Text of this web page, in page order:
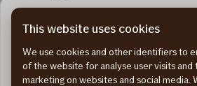
Lisaks välistele kahjustustele on
fokuseerida.
This website uses cookies
We use cookies and other identifiers to
of the website for analyse user visits and
marketing on websites and social media.
Tekkinud on